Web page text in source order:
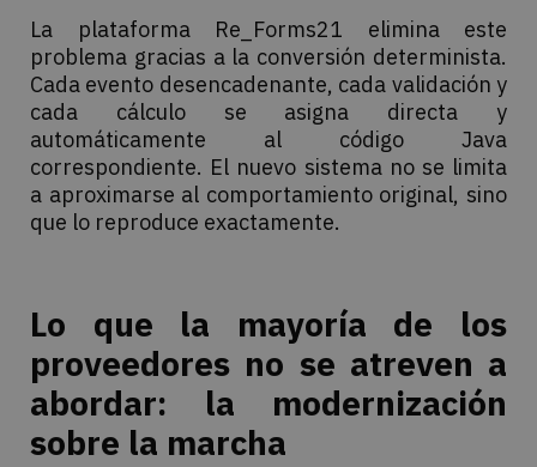
La plataforma Re_Forms21 elimina este
problema gracias a la conversión determinista.
Cada evento desencadenante, cada validación y
cada cálculo se asigna directa y
automáticamente al código Java
correspondiente. El nuevo sistema no se limita
a aproximarse al comportamiento original, sino
que lo reproduce exactamente.
Lo que la mayoría de los
proveedores no se atreven a
abordar: la modernización
sobre la marcha